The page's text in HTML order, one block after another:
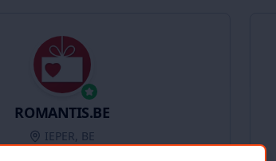
ROMANTIS.BE
IEPER, BE